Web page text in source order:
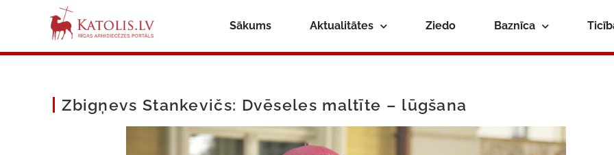
Sākums Aktualitātes Ziedo Baznīca
Zbigņevs Stankevičs: Dvēseles maltīte – lūgšana